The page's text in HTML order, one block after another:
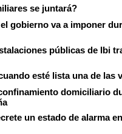
se juntará?
gobierno va a imponer
públicas de Ibi
esté lista una de las
domiciliario
un estado de alarma